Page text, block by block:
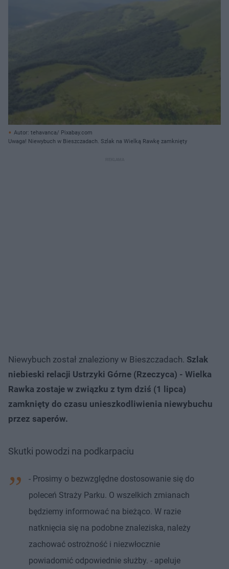
Autor: tehavanca/ Pixabay.com
Uwaga! Niewybuch w Bieszczadach. Szlak na Wielką Rawkę zamknięty
Niewybuch został znaleziony w Bieszczadach. Szlak
niebieski relacji Ustrzyki Górne (Rzeczyca) - Wielka
Rawka zostaje w związku z tym dziś (1 lipca)
zamknięty do czasu unieszkodliwienia niewybuchu
przez saperów.
Skutki powodzi na podkarpaciu
- Prosimy o bezwzględne dostosowanie się do
poleceń Straży Parku. O wszelkich zmianach
będziemy informować na bieżąco. W razie
natknięcia się na podobne znaleziska, należy
zachować ostrożność i niezwłocznie
powiadomić odpowiednie służby. - apeluje